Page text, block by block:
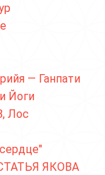
— Ганпати
Йоги
Лос
ЯКОВА